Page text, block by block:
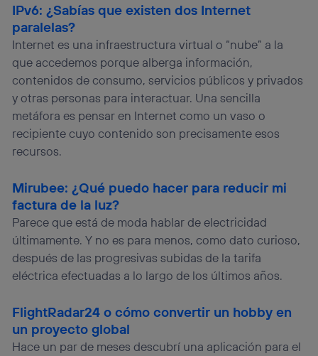
IPv6: ¿Sabías que existen dos Internet
paralelas?
Internet es una infraestructura virtual o “nube” a la
que accedemos porque alberga información,
contenidos de consumo, servicios públicos y privados
y otras personas para interactuar. Una sencilla
metáfora es pensar en Internet como un vaso o
recipiente cuyo contenido son precisamente esos
recursos.
Mirubee: ¿Qué puedo hacer para reducir mi
factura de la luz?
Parece que está de moda hablar de electricidad
últimamente. Y no es para menos, como dato curioso,
después de las progresivas subidas de la tarifa
eléctrica efectuadas a lo largo de los últimos años.
FlightRadar24 o cómo convertir un hobby en
un proyecto global
Hace un par de meses descubrí una aplicación para el
que hayan dado su consentimiento.
Si utilizas
personalizado, ya que se basará únicamente en la
navegación del usuario del móvil.
Puedes gestionar los consentimientos Utiq seleccionando
“Administrar Utiq” en la parte inferior de esta página web o
visitando el portal de privacidad de Utiq
(“consenthub”). Para más información, consulta
la política de privacidad de Utiq.